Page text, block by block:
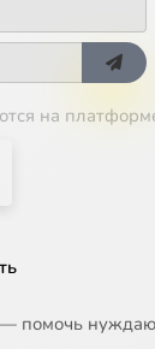
на
— помочь